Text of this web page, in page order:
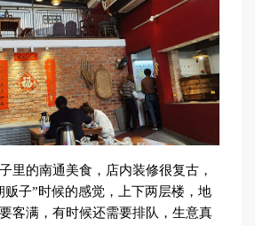
里的南通美食，店内装修很复古，
贩子”时候的感觉，上下两层楼，地
客满，有时候还需要排队，生意真